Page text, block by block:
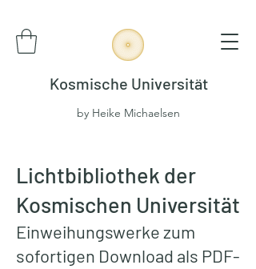
Kosmische Universität
by Heike Michaelsen
Lichtbibliothek der
Kosmischen Universität
Einweihungswerke zum
sofortigen Download als PDF-